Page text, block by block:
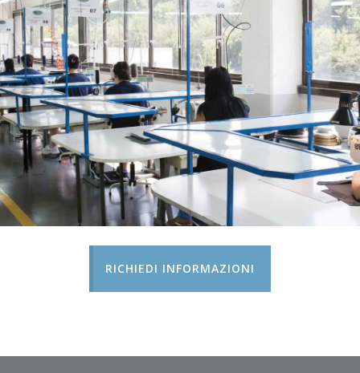
RICHIEDI INFORMAZIONI